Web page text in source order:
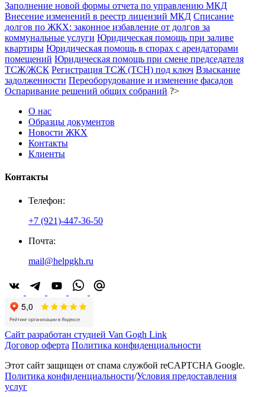
Заполнение новой формы отчета по управлению МКД
Внесение изменений в реестр лицензий МКД Списание
долгов по ЖКХ: законное избавление от долгов за
коммунальные услуги Юридическая помощь при заливе
квартиры Юридическая помощь в спорах с арендаторами
помещений Юридическая помощь при смене председателя
ТСЖ/ЖСК Регистрация ТСЖ (ТСН) под ключ Взыскание
задолженности Переоборудование и изменение фасадов
Оспаривание решений общих собраний ?>
О нас
Образцы документов
Новости ЖКХ
Контакты
Клиенты
Контакты
Телефон:
+7 (921)-447-36-50
Почта:
mail@helpgkh.ru
Сайт разработан студией Van Gogh Link
Договор оферта Политика конфиденциальности
Этот сайт защищен от спама службой reCAPTCHA Google.
Политика конфиденциальности/Условия предоставления
услуг